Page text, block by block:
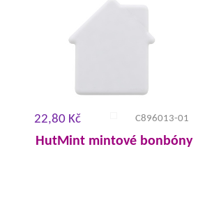
22,80 Kč C896013-01
HutMint mintové bonbóny